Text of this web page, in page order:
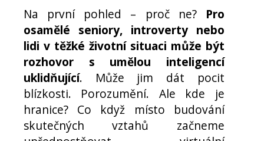
Na první pohled – proč ne? Pro
osamělé seniory, introverty nebo
lidi v těžké životní situaci může být
rozhovor s umělou inteligencí
uklidňující. Může jim dát pocit
blízkosti. Porozumění. Ale kde je
hranice? Co když místo budování
skutečných vztahů začneme